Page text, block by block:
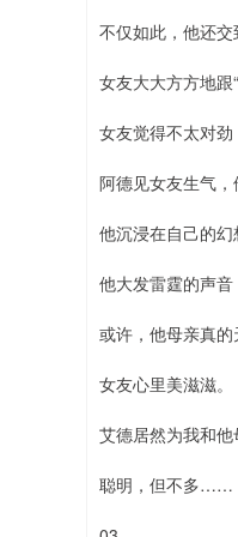
不仅如此，他还交
女友大大方方地跟
女友觉得不太对劲
阿德见女友生气，
他沉浸在自己的幻
他大发雷霆的声音
或许，他母亲真的
女友心里美滋滋。
艾德居然为我和他
聪明，但不多……